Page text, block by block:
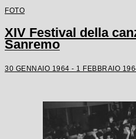
FOTO
XIV Festival della
Sanremo
30 GENNAIO 1964 - 1 FEBBRAIO